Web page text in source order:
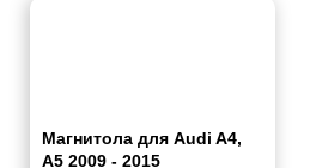
Магнитола для Audi A4,
A5 2009 - 2015